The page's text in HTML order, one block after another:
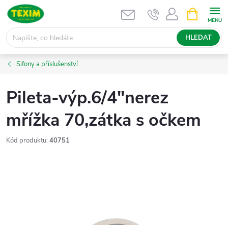
Přejít
obsah
HLEDAT
NÁKUPNÍ
KOŠÍK
Sifony a příslušenství
Pileta-výp.6/4"nerez
mřížka 70,zátka s očkem
Kód produktu: 40751